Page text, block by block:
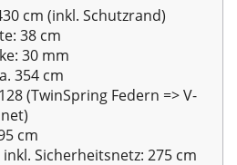
cm (inkl. Schutzrand)
38 cm
30 mm
354 cm
(TwinSpring Federn => V-
cm
Sicherheitsnetz: 275 cm